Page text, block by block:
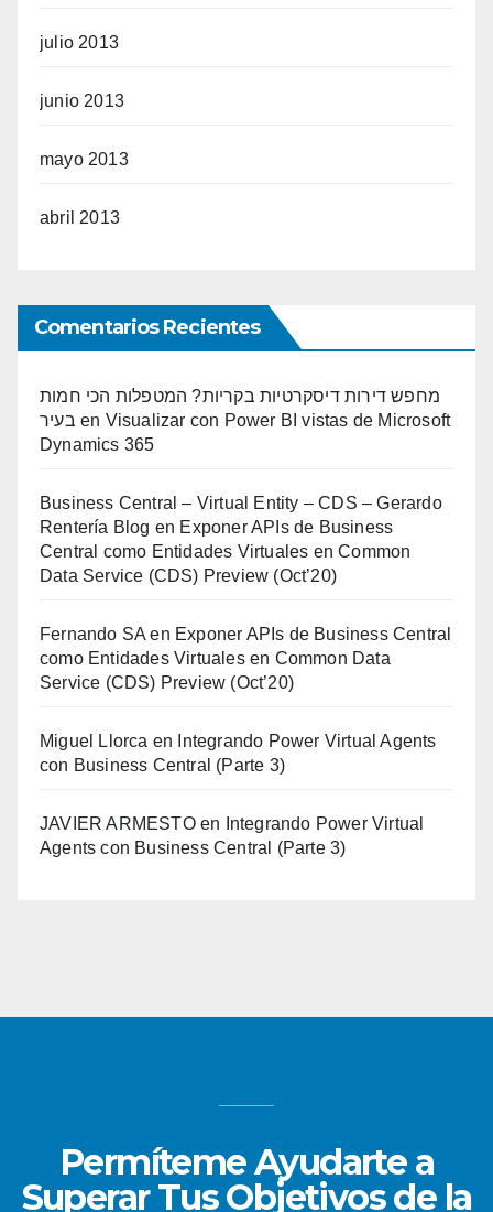
julio 2013
junio 2013
mayo 2013
abril 2013
Comentarios Recientes
מחפש דירות דיסקרטיות בקריות? המטפלות הכי חמות
בעיר en Visualizar con Power BI vistas de Microsoft
Dynamics 365
Business Central – Virtual Entity – CDS – Gerardo
Rentería Blog en Exponer APIs de Business
Central como Entidades Virtuales en Common
Data Service (CDS) Preview (Oct’20)
Fernando SA en Exponer APIs de Business Central
como Entidades Virtuales en Common Data
Service (CDS) Preview (Oct’20)
Miguel Llorca en
Integrando Power Virtual Agents
con Business Central (Parte 3)
JAVIER ARMESTOen
Integrando Power Virtual
Agents con Business Central (Parte 3)
Permíteme Ayudarte a
Superar Tus Objetivos de la